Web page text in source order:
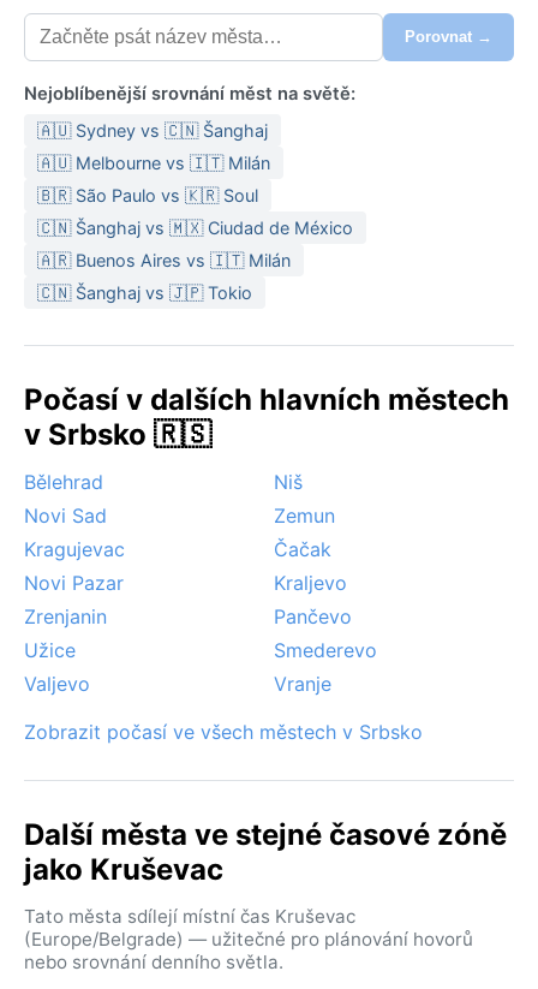
Porovnat →
Nejoblíbenější srovnání měst na světě:
🇦🇺 Sydney vs 🇨🇳 Šanghaj
🇦🇺 Melbourne vs 🇮🇹 Milán
🇧🇷 São Paulo vs 🇰🇷 Soul
🇨🇳 Šanghaj vs 🇲🇽 Ciudad de México
🇦🇷 Buenos Aires vs 🇮🇹 Milán
🇨🇳 Šanghaj vs 🇯🇵 Tokio
Počasí v dalších hlavních městech
v Srbsko 🇷🇸
Bělehrad
Niš
Novi Sad
Zemun
Kragujevac
Čačak
Novi Pazar
Kraljevo
Zrenjanin
Pančevo
Užice
Smederevo
Valjevo
Vranje
Zobrazit počasí ve všech městech v Srbsko
Další města ve stejné časové zóně
jako Kruševac
Tato města sdílejí místní čas Kruševac
(Europe/Belgrade) — užitečné pro plánování hovorů
nebo srovnání denního světla.